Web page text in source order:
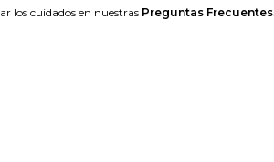
los cuidados en nuestras Preguntas Frecuentes